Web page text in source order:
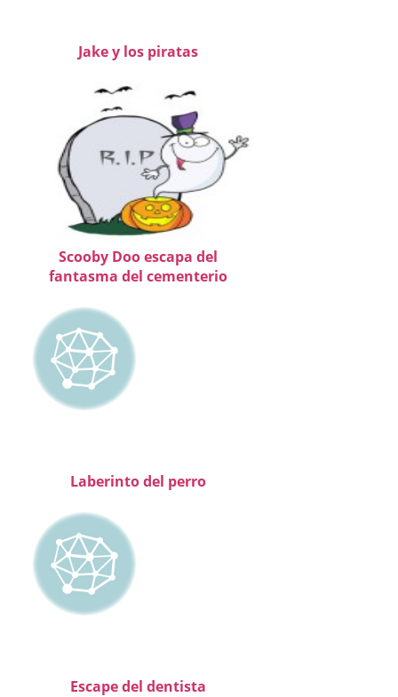
Jake y los piratas
Scooby Doo escapa del
fantasma del cementerio
Laberinto del perro
Escape del dentista